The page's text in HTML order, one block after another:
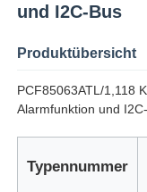
und I2C-Bus
Produktübersicht
PCF85063ATL/1,118
Alarmfunktion und
Typennummer